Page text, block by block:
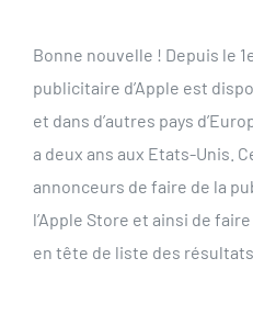
Bonne nouvelle ! Depuis le
publicitaire d’Apple est
et dans d’autres pays
a deux ans aux Etats-Unis.
annonceurs de faire de la
l’Apple Store et ainsi de
en tête de liste des résultats.